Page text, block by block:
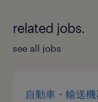
related jobs.
see all jobs
自動車・輸送